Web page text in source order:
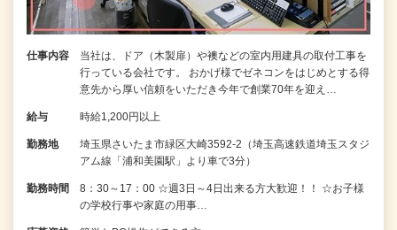
仕事内容
当社は、ドア（木製扉）や襖などの室内用建具の取付工事を
行っている会社です。 おかげ様でゼネコンをはじめとする得
意先から厚い信頼をいただき今年で創業70年を迎え…
給与 時給1,200円以上
勤務地
埼玉県さいたま市緑区大崎3592-2（埼玉高速鉄道埼玉スタジ
アム線「浦和美園駅」より車で3分）
勤務時間
8：30～17：00 ☆週3日～4日出来る方大歓迎！！ ☆お子様
の学校行事や家庭の用事…